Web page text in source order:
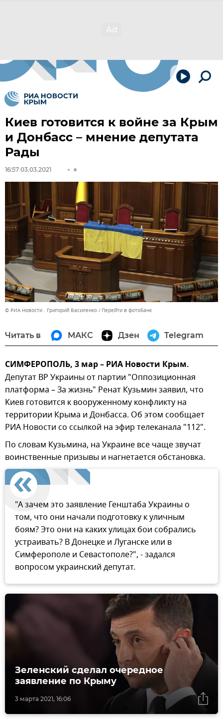
Киев готовится к войне за Крым
и Донбасс – мнение депутата
Рады
16:57 03.03.2021
© РИА Новости . Григорий Василенко Перейти в фотобанк
Читать в МАКС Дзен Telegram
СИМФЕРОПОЛЬ, 3 мар – РИА Новости Крым.
Депутат ВР Украины от партии "Оппозиционная
платформа – За жизнь" Ренат Кузьмин заявил, что
Киев готовится к вооруженному конфликту на
территории Крыма и Донбасса. Об этом сообщает
РИА Новости со ссылкой на эфир телеканала "112".
По словам Кузьмина, на Украине все чаще звучат
воинственные призывы и нагнетается обстановка.
"А зачем это заявление Генштаба Украины о
том, что они начали подготовку к уличным
боям? Это они на каких улицах бои собрались
устраивать? В Донецке и Луганске или в
Симферополе и Севастополе?", - задался
вопросом украинский депутат.
3 марта 2021, 16:06
Зеленский сделал очередное
заявление по Крыму